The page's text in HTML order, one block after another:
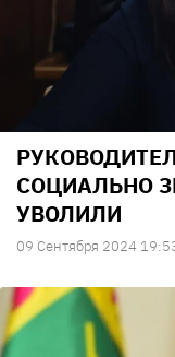
СОЦИАЛЬНО
УВОЛИЛИ
09 Сентября 2024